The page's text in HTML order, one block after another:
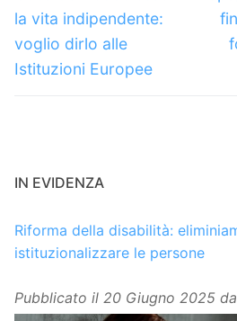
precedente:
la vita indipendente:
voglio dirlo alle
Istituzioni Europee
IN EVIDENZA
Riforma della disabilità:
istituzionalizzare le persone
Pubblicato il 20 Giugno 2025 da